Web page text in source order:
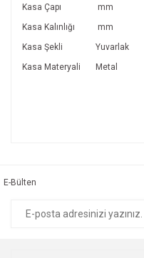
Kasa Çapı
mm
Kasa Kalınlığı
mm
Kasa Şekli
Yuvarlak
Kasa Materyali
Metal
E-Bülten